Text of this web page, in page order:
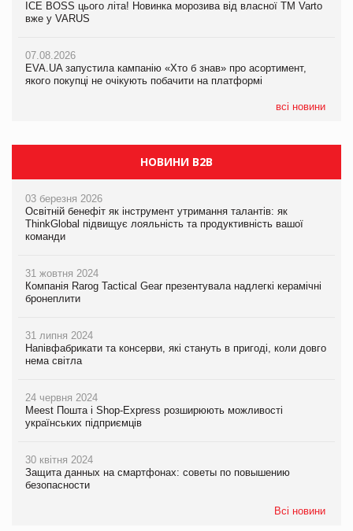
ICE BOSS цього літа! Новинка морозива від власної ТМ Varto
вже у VARUS
07.08.2026
EVA.UA запустила кампанію «Хто б знав» про асортимент,
якого покупці не очікують побачити на платформі
всі новини
ICE BOSS цього літа! Новинка морозива від власної ТМ Varto
вже у VARUS
07.08.2026
EVA.UA запустила кампанію «Хто б знав» про асортимент,
якого покупці не очікують побачити на платформі
НОВИНИ B2B
03 березня 2026
Освітній бенефіт як інструмент утримання талантів: як
ThinkGlobal підвищує лояльність та продуктивність вашої
команди
31 жовтня 2024
Компанія Rarog Tactical Gear презентувала надлегкі керамічні
бронеплити
31 липня 2024
Напівфабрикати та консерви, які стануть в пригоді, коли довго
нема світла
24 червня 2024
Meest Пошта і Shop-Express розширюють можливості
українських підприємців
30 квітня 2024
Защита данных на смартфонах: советы по повышению
безопасности
Всі новини